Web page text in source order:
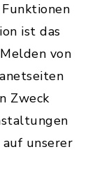
ist das
von
Zweck
unserer